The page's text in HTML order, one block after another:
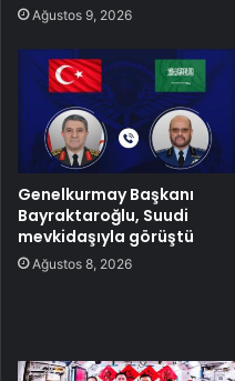
Ağustos 9, 2026
Genelkurmay Başkanı
Bayraktaroğlu, Suudi
mevkidaşıyla görüştü
Ağustos 8, 2026